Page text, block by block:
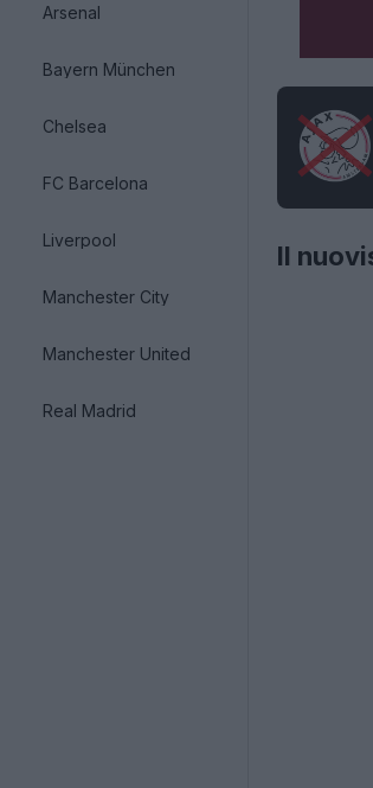
Arsenal
Bayern München
Chelsea
FC Barcelona
Liverpool
Manchester City
Manchester United
Real Madrid
Il